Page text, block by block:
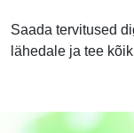
Saada tervitused
lähedale ja tee